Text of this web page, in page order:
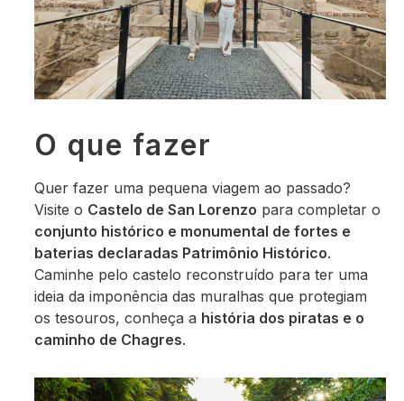
O que fazer
Quer fazer uma pequena viagem ao passado?
Visite o Castelo de San Lorenzo para completar o
conjunto histórico e monumental de fortes e
baterias declaradas Patrimônio Histórico.
Caminhe pelo castelo reconstruído para ter uma
ideia da imponência das muralhas que protegiam
os tesouros, conheça a história dos piratas e o
caminho de Chagres.